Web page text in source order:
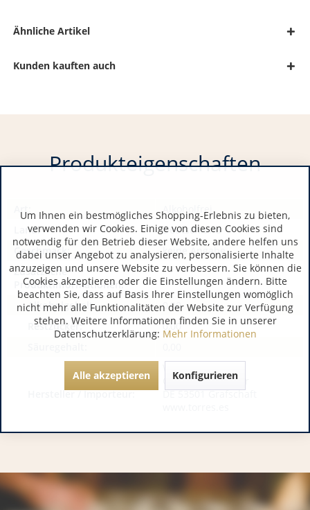
Ähnliche Artikel
Kunden kauften auch
Produkteigenschaften
Art:
Alkoholfrei
Land:
Deutschland
Geschmack:
keine Angabe
Zusätzliche
Produktinformationen:
Alkoholgehalt:
0,00
Restzucker:
0,00
Hersteller / Importeur:
GourmetBrogsitter
DE 53501 Grafschaft
Um Ihnen ein bestmögliches Shopping-Erlebnis zu bieten,
verwenden wir Cookies. Einige von diesen Cookies sind
notwendig für den Betrieb dieser Website, andere helfen uns
dabei unser Angebot zu analysieren, personalisierte Inhalte
anzuzeigen und unsere Website zu verbessern. Sie können die
Cookies akzeptieren oder die Einstellungen ändern. Bitte
beachten Sie, dass auf Basis Ihrer Einstellungen womöglich
nicht mehr alle Funktionalitäten der Website zur Verfügung
stehen. Weitere Informationen finden Sie in unserer
Datenschutzerklärung: Mehr Informationen
Alle akzeptieren Konfigurieren